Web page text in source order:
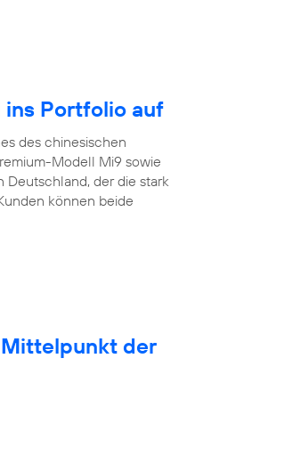
Portfolio auf
des chinesischen
Modell Mi9 sowie
Deutschland, der die stark
können beide
Mittelpunkt der